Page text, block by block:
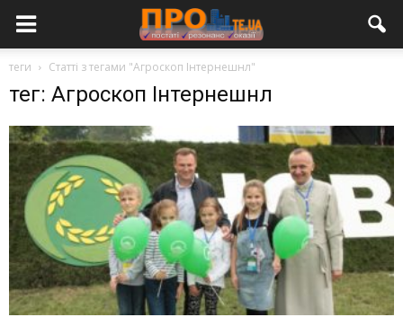
теги Статті з тегами "Агроскоп Інтернешнл"
тег: Агроскоп Інтернешнл